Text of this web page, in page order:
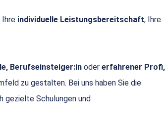
Ihre individuelle Leistungsbereitschaft, Ihre
Berufseinsteiger:in oder erfahrener Profi,
zu gestalten. Bei uns haben Sie die
gezielte Schulungen und